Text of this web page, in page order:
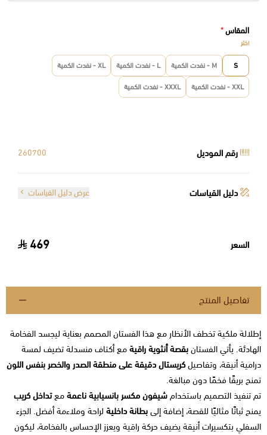
المقاس*
اختر
S M - نفدت الكمية L - نفدت الكمية
XL - نفدت الكمية
XXL - نفدت الكمية
XXXL - نفدت الكمية
رقم الموديل 260700
دليل القياسات عرض دليل القياسات
السعر 469
تفاصيل المنتج
إطلالة ملكية تخطف الأنظار مع هذا الفستان المصمم بعناية ليجسد الفخامة
الهادئة. يأتي الفستانبقصة أنثوية راقيةمع أكتاف منسدلة تضيف لمسة
درامية أنيقة، وتفاصيلكريستال دقيقة على منطقة الصدر والخصر بنفس اللون
تمنح بريقًا فخمًا دون مبالغة.
تم تنفيذ التصميم باستخدامشيفون مكسر بانسيابية ناعمةمعتداخل كريب
يمنح ثباتًا مثاليًا للقصة، إضافة إلىبطانة داخلية لراحة وملاءمة أفضل. الجزء
السفلي بتكسيرات أنيقة يضيف حركة راقية ويعزز الإحساس بالفخامة، ليكون